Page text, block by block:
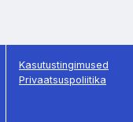
Kasutustingimused
Privaatsuspoliitika